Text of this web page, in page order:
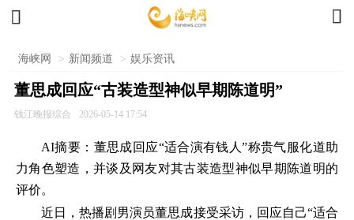
 
海峡网 > 新闻频道 > 娱乐资讯
董思成回应“古装造型神似早期陈道明”
钱江晚报综合 2026-05-14 17:54
AI摘要：董思成回应“适合演有钱人”称贵气服化道助
力角色塑造，并谈及网友对其古装造型神似早期陈道明的
评价。
近日，热播剧男演员董思成接受采访，回应自己“适合